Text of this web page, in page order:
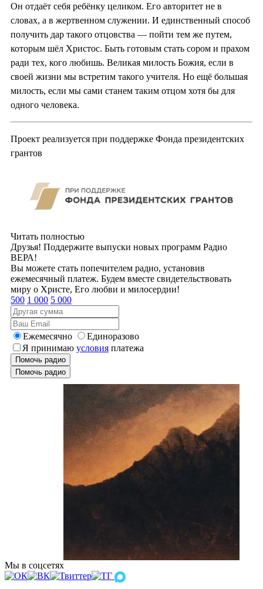
Он отдаёт себя ребёнку целиком. Его авторитет не в
словах, а в жертвенном служении. И единственный способ
получить дар такого отцовства — пойти тем же путем,
которым шёл Христос. Быть готовым стать сором и прахом
ради тех, кого любишь. Великая милость Божия, если в
своей жизни мы встретим такого учителя. Но ещё большая
милость, если мы сами станем таким отцом хотя бы для
одного человека.
Проект реализуется при поддержке Фонда президентских
грантов
Читать полностью
Друзья! Поддержите выпуски новых программ Радио
ВЕРА!
Вы можете стать попечителем радио, установив
ежемесячный платеж. Будем вместе свидетельствовать
миру о Христе, Его любви и милосердии!
500 1 000 5 000
Ежемесячно
Единоразово
Я принимаю условия платежа
Помочь радио
Помочь радио
Мы в соцсетях